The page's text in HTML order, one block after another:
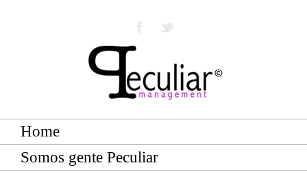
Home
Somos gente Peculiar